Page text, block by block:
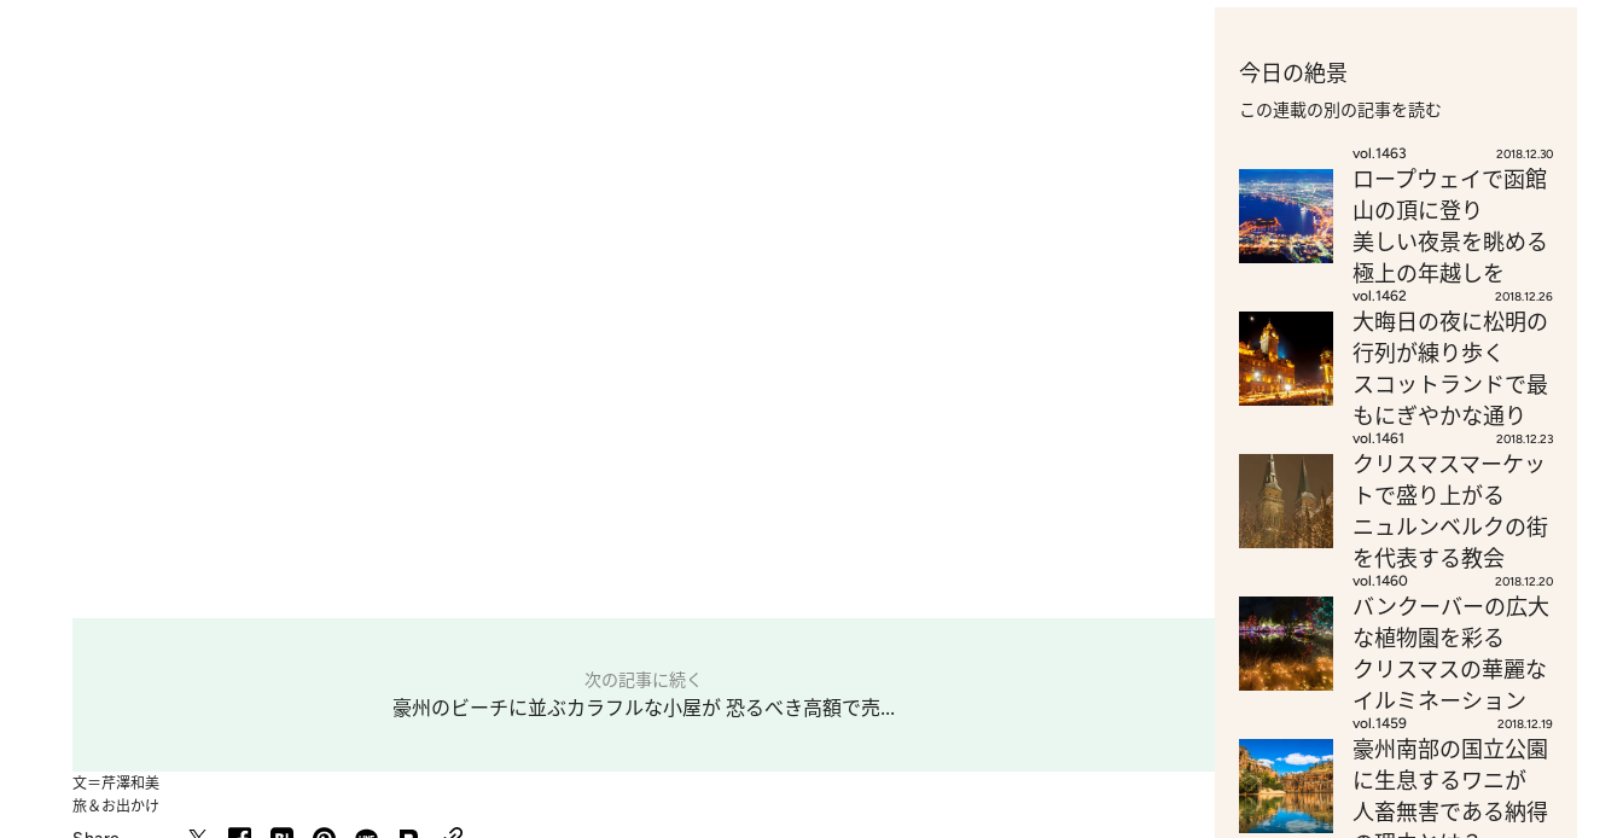
次の記事に続く
豪州のビーチに並ぶカラフルな小屋が 恐るべき高額で売...
文＝芹澤和美
旅＆お出かけ
今日の絶景
この連載の別の記事を読む
vol.1463 2018.12.30
ロープウェイで函館
山の頂に登り
美しい夜景を眺める
極上の年越しを
vol.1462 2018.12.26
大晦日の夜に松明の
行列が練り歩く
スコットランドで最
もにぎやかな通り
vol.1461 2018.12.23
クリスマスマーケッ
トで盛り上がる
ニュルンベルクの街
を代表する教会
vol.1460 2018.12.20
バンクーバーの広大
な植物園を彩る
クリスマスの華麗な
イルミネーション
vol.1459 2018.12.19
豪州南部の国立公園
に生息するワニが
人畜無害である納得